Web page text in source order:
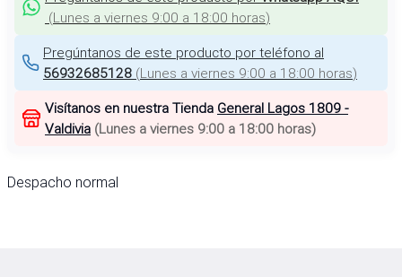
(Lunes a viernes 9:00 a 18:00 horas)
Pregúntanos de este producto por teléfono al
56932685128 (Lunes a viernes 9:00 a 18:00 horas)
Visítanos en nuestra Tienda General Lagos 1809 -
Valdivia (Lunes a viernes 9:00 a 18:00 horas)
Despacho normal